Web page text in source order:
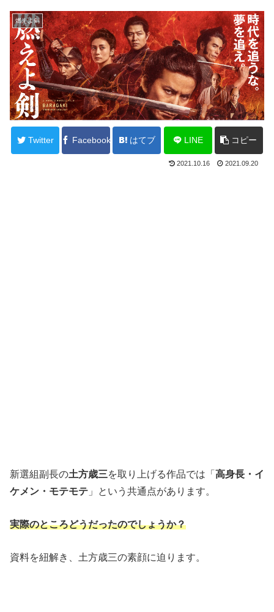
燃えよ剣
Twitter Facebook はてブ LINE コピー
2021.10.16 2021.09.20
新選組副長の土方歳三を取り上げる作品では「 高身長・イ
ケメン・モテモテ 」という共通点があります。
実際のところどうだったのでしょうか？
資料を紐解き、土方歳三の素顔に迫ります。